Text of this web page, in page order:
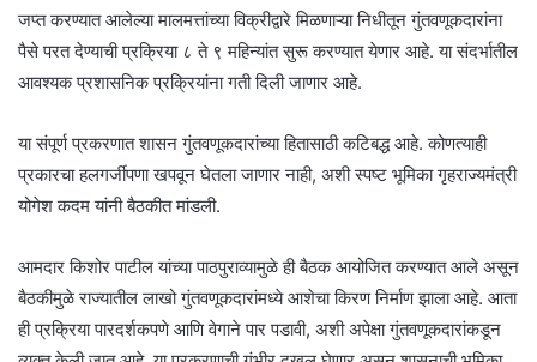
जप्त करण्यात आलेल्या मालमत्तांच्या विक्रीद्वारे मिळणाऱ्या निधीतून गुंतवणूकदारांना
पैसे परत देण्याची प्रक्रिया ८ ते ९ महिन्यांत सुरू करण्यात येणार आहे. या संदर्भातील
आवश्यक प्रशासनिक प्रक्रियांना गती दिली जाणार आहे.
या संपूर्ण प्रकरणात शासन गुंतवणूकदारांच्या हितासाठी कटिबद्ध आहे. कोणत्याही
प्रकारचा हलगर्जीपणा खपवून घेतला जाणार नाही, अशी स्पष्ट भूमिका गृहराज्यमंत्री
योगेश कदम यांनी बैठकीत मांडली.
आमदार किशोर पाटील यांच्या पाठपुराव्यामुळे ही बैठक आयोजित करण्यात आले असून
बैठकीमुळे राज्यातील लाखो गुंतवणूकदारांमध्ये आशेचा किरण निर्माण झाला आहे. आता
ही प्रक्रिया पारदर्शकपणे आणि वेगाने पार पडावी, अशी अपेक्षा गुंतवणूकदारांकडून